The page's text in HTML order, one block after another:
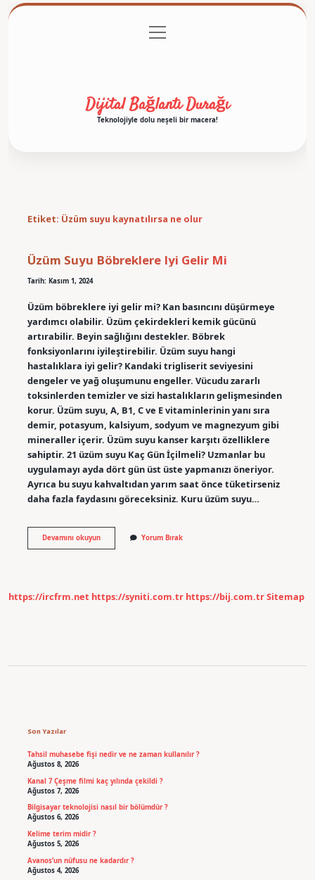
Gizlilik Politikası
menüyü
aç
Dijital Bağlantı Durağı
Teknolojiyle dolu neşeli bir macera!
Etiket: Üzüm suyu kaynatılırsa ne olur
Üzüm Suyu Böbreklere Iyi Gelir Mi
Tarih: Kasım 1, 2024
Üzüm böbreklere iyi gelir mi? Kan basıncını düşürmeye
yardımcı olabilir. Üzüm çekirdekleri kemik gücünü
artırabilir. Beyin sağlığını destekler. Böbrek
fonksiyonlarını iyileştirebilir. Üzüm suyu hangi
hastalıklara iyi gelir? Kandaki trigliserit seviyesini
dengeler ve yağ oluşumunu engeller. Vücudu zararlı
toksinlerden temizler ve sizi hastalıkların gelişmesinden
korur. Üzüm suyu, A, B1, C ve E vitaminlerinin yanı sıra
demir, potasyum, kalsiyum, sodyum ve magnezyum gibi
mineraller içerir. Üzüm suyu kanser karşıtı özelliklere
sahiptir. 21 üzüm suyu Kaç Gün İçilmeli? Uzmanlar bu
uygulamayı ayda dört gün üst üste yapmanızı öneriyor.
Ayrıca bu suyu kahvaltıdan yarım saat önce tüketirseniz
daha fazla faydasını göreceksiniz. Kuru üzüm suyu…
Devamını okuyunÜzüm
Suyu
Yorum Bırak
https://ircfrm.net https://syniti.com.tr https://bij.com.trSitemap
Son Yazılar
Tahsil muhasebe fişi nedir ve ne zaman kullanılır ?
Ağustos 8, 2026
Kanal 7 Çeşme filmi kaç yılında çekildi ?
Ağustos 7, 2026
Bilgisayar teknolojisi nasıl bir bölümdür ?
Ağustos 6, 2026
Kelime terim midir ?
Ağustos 5, 2026
Avanos’un nüfusu ne kadardır ?
Ağustos 4, 2026